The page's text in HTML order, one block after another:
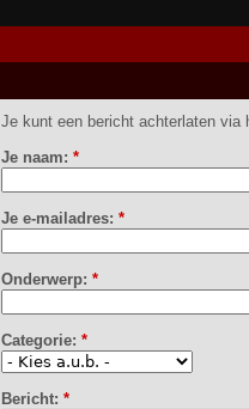
Je kunt een bericht achterlaten via
Je naam: *
Je e-mailadres: *
Onderwerp: *
Categorie: *
Bericht: *